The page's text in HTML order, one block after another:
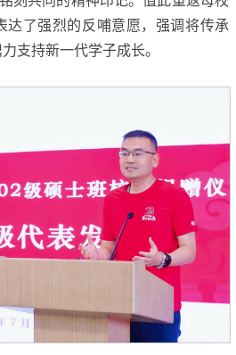
达了强烈的反哺意愿，强调将传承
支持新一代学子成长。